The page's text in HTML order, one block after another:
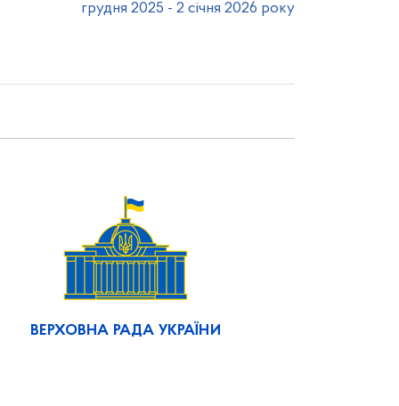
грудня 2025 - 2 січня 2026 року
ВЕРХОВНА РАДА УКРАЇНИ